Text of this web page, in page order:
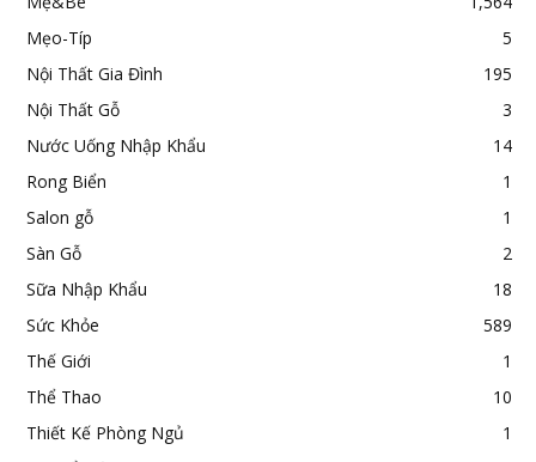
Mẹo-Típ
5
Nội Thất Gia Đình
195
Nội Thất Gỗ
3
Nước Uống Nhập Khẩu
14
Rong Biển
1
Salon gỗ
1
Sàn Gỗ
2
Sữa Nhập Khẩu
18
Sức Khỏe
589
Thế Giới
1
Thể Thao
10
Thiết Kế Phòng Ngủ
1